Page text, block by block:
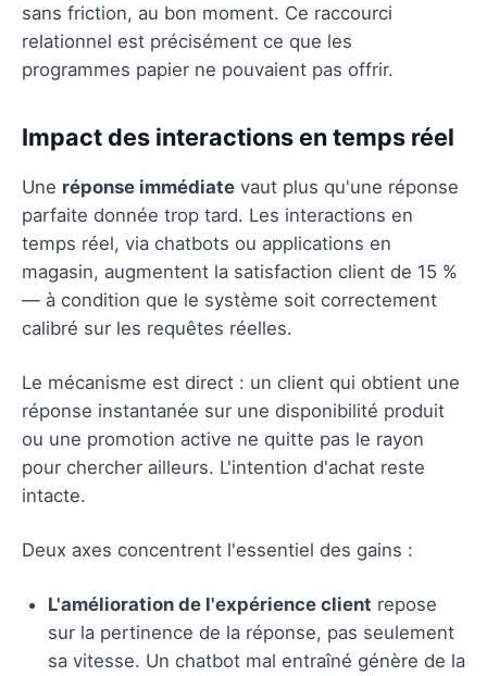
sans friction, au bon moment. Ce raccourci
relationnel est précisément ce que les
programmes papier ne pouvaient pas offrir.
Impact des interactions en temps réel
Une réponse immédiate vaut plus qu'une réponse
parfaite donnée trop tard. Les interactions en
temps réel, via chatbots ou applications en
magasin, augmentent la satisfaction client de 15 %
— à condition que le système soit correctement
calibré sur les requêtes réelles.
Le mécanisme est direct : un client qui obtient une
réponse instantanée sur une disponibilité produit
ou une promotion active ne quitte pas le rayon
pour chercher ailleurs. L'intention d'achat reste
intacte.
Deux axes concentrent l'essentiel des gains :
L'amélioration de l'expérience client repose
sur la pertinence de la réponse, pas seulement
sa vitesse. Un chatbot mal entraîné génère de la